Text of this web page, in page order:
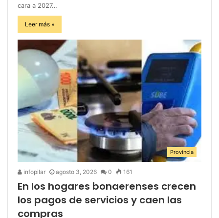
cara a 2027…
Leer más »
Provincia
infopilar agosto 3, 2026 0 161
En los hogares bonaerenses crecen
los pagos de servicios y caen las
compras